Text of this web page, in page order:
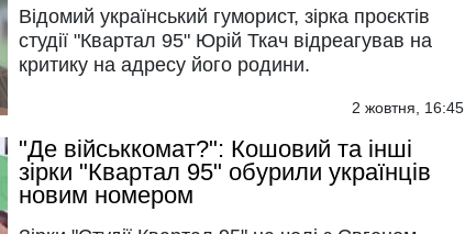
Відомий український гуморист, зірка проєктів
студії "Квартал 95" Юрій Ткач відреагував на
критику на адресу його родини.
2 жовтня, 16:45
"Де військкомат?": Кошовий та інші
зірки "Квартал 95" обурили українців
новим номером